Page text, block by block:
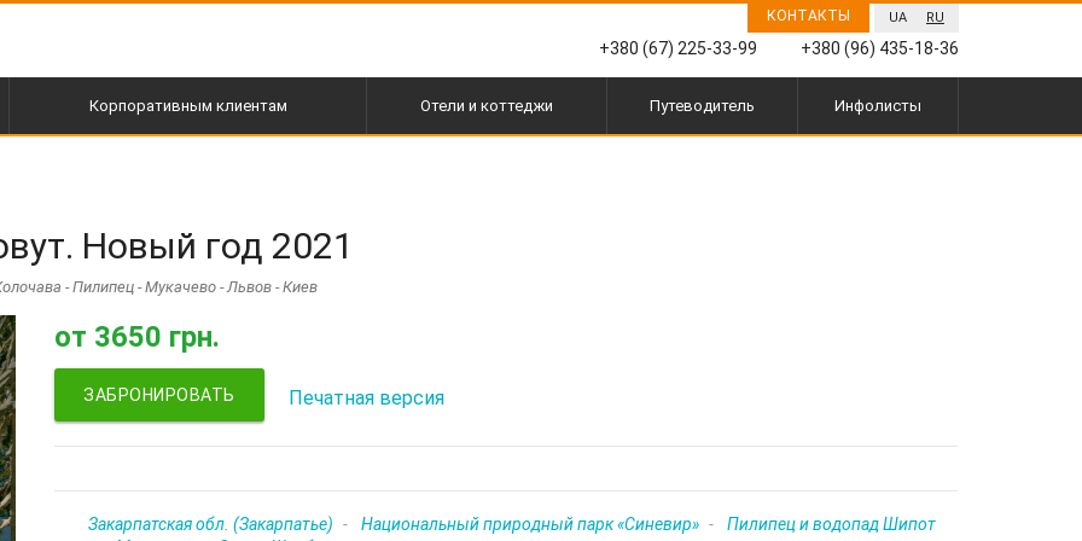
UA RU
КОНТАКТЫ
+380 (67) 225-33-99 +380 (96) 435-18-36
Корпоративным клиентам Отели и коттеджи Путеводитель Инфолисты
Новый год 2021
- Пилипец - Мукачево - Львов - Киев
от 3650 грн.
ЗАБРОНИРОВАТЬ Печатная версия
Закарпатская обл. (Закарпатье) Национальный природный парк «Синевир»
Пилипец и водопад Шипот